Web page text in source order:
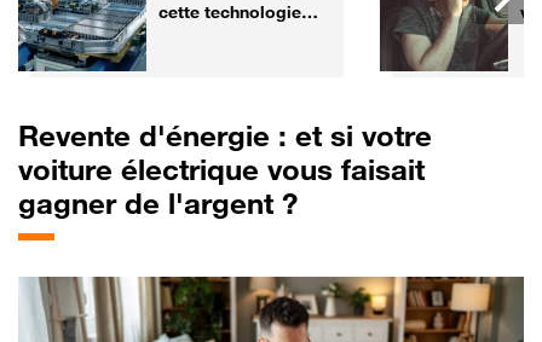
cette technologie
Revente d'énergie : et si votre
voiture électrique vous faisait
gagner de l'argent ?